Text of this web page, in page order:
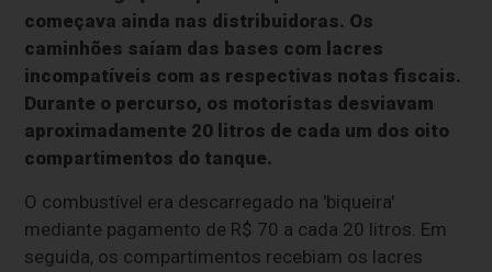
começava ainda nas distribuidoras. Os
caminhões saíam das bases com lacres
incompatíveis com as respectivas notas fiscais.
Durante o percurso, os motoristas desviavam
aproximadamente 20 litros de cada um dos oito
compartimentos do tanque.
O combustível era descarregado na 'biqueira'
mediante pagamento de R$ 70 a cada 20 litros. Em
seguida, os compartimentos recebiam os lacres